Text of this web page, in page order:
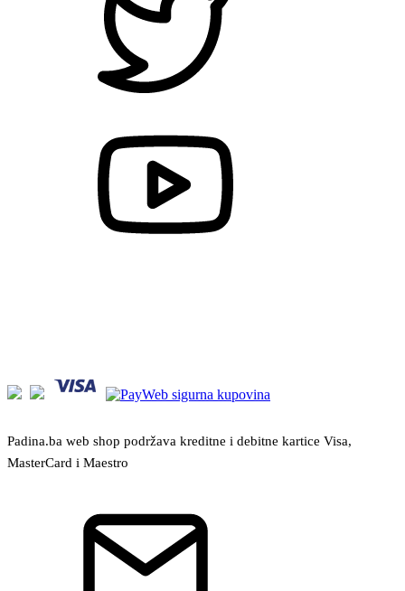
Padina.ba web shop podržava kreditne i debitne kartice Visa,
MasterCard i Maestro